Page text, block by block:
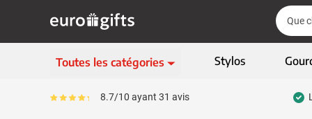
Chercher
Toutes les catégories
Ecriture
Stylos
Le pourcentage moyen d'avis est de 87
8.7/10 ayant 31 avis